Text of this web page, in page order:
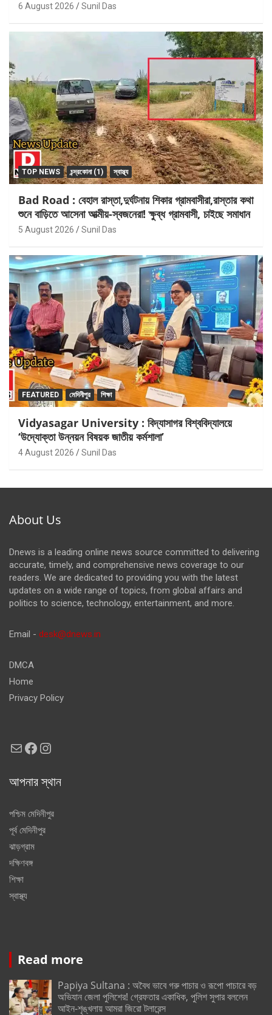
6 August 2026 Sunil Das
TOP NEWS চন্দ্রকোনা (1) স্বাস্থ্য
Bad Road : বেহাল রাস্তা,দুর্ঘটনায় শিকার গ্রামবাসীরা,রাস্তার কথা
শুনে বাড়িতে আসেনা আত্মীয়-স্বজনেরা! ক্ষুব্ধ গ্রামবাসী, চাইছে সমাধান
5 August 2026 Sunil Das
FEATURED মেদিনীপুর শিক্ষা
Vidyasagar University : বিদ্যাসাগর বিশ্ববিদ্যালয়ে
‘উদ্যোক্তা উন্নয়ন বিষয়ক জাতীয় কর্মশালা’
4 August 2026 Sunil Das
About Us
Dnews is a leading online news source committed to delivering
accurate, timely, and comprehensive news coverage to our
readers. We are dedicated to providing you with the latest
updates on a wide range of topics, from global affairs and
politics to science, technology, entertainment, and more.
Email - desk@dnews.in
DMCA
Home
Privacy Policy
MailFacebook
Instagram
আপনার স্থান
পশ্চিম মেদিনীপুর
পূর্ব মেদিনীপুর
ঝাড়গ্রাম
দক্ষিণবঙ্গ
শিক্ষা
স্বাস্থ্য
Read more
Papiya Sultana : অবৈধ ভাবে গরু পাচার ও রূপো পাচারে বড়
অভিযান জেলা পুলিশের! গ্রেফতার একাধিক, পুলিশ সুপার বললেন
আইন-শৃঙ্খলায় আমরা জিরো টলারেন্স